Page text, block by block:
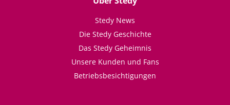
Stedy News
Die Stedy Geschichte
Das Stedy Geheimnis
Unsere Kunden und Fans
Betriebsbesichtigungen